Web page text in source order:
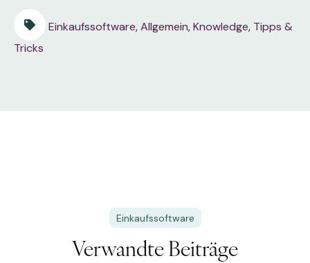
Einkaufssoftware,Allgemein,Knowledge, Tipps &
Tricks
Einkaufssoftware
Verwandte Beiträge